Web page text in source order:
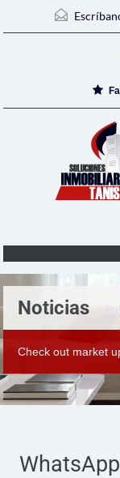
Noticias
Check out market